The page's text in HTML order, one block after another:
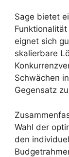
Sage bietet
eignet sich
skalierbare
Schwächen
Gegensatz
Wahl der
den